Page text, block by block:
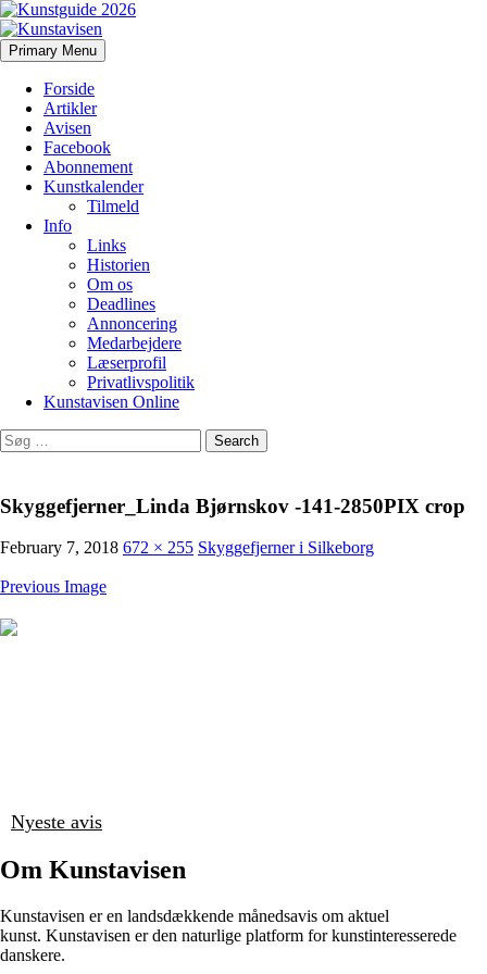
Kunstavisen
Search
Primary Menu Skip
to
Forside
Artikler
Avisen
Facebook
Abonnement
Kunstkalender
Tilmeld
Info
Links
Historien
Om os
Deadlines
Annoncering
Medarbejdere
Læserprofil
Privatlivspolitik
Kunstavisen Online
Search
for:
Skyggefjerner_Linda Bjørnskov -141-2850PIX crop
February 7, 2018 672 × 255 Skyggefjerner i Silkeborg
Previous Image
Nyeste avis
Om Kunstavisen
Kunstavisen er en landsdækkende månedsavis om aktuel
kunst. Kunstavisen er den naturlige platform for kunstinteresserede
danskere.